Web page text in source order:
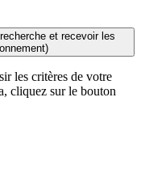
et recevoir les
les critères de votre
cliquez sur le bouton